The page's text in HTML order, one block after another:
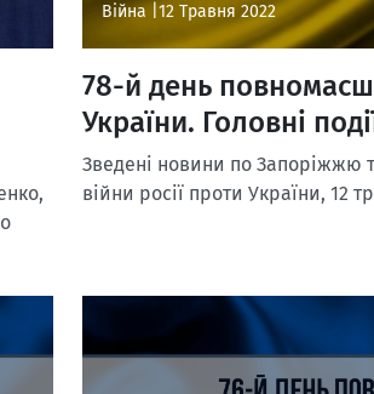
Війна | 12 Травня 2022
78-й день
України. Головні
Зведені новини по Запоріжжю
війни росії проти України, 12